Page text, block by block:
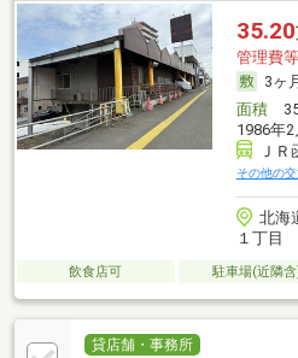
35.20
管理費
3ヶ
面積
1986年
ＪＲ
その他の交
北海
１丁目
飲食店可 駐車場(近隣
貸店舗・事務所